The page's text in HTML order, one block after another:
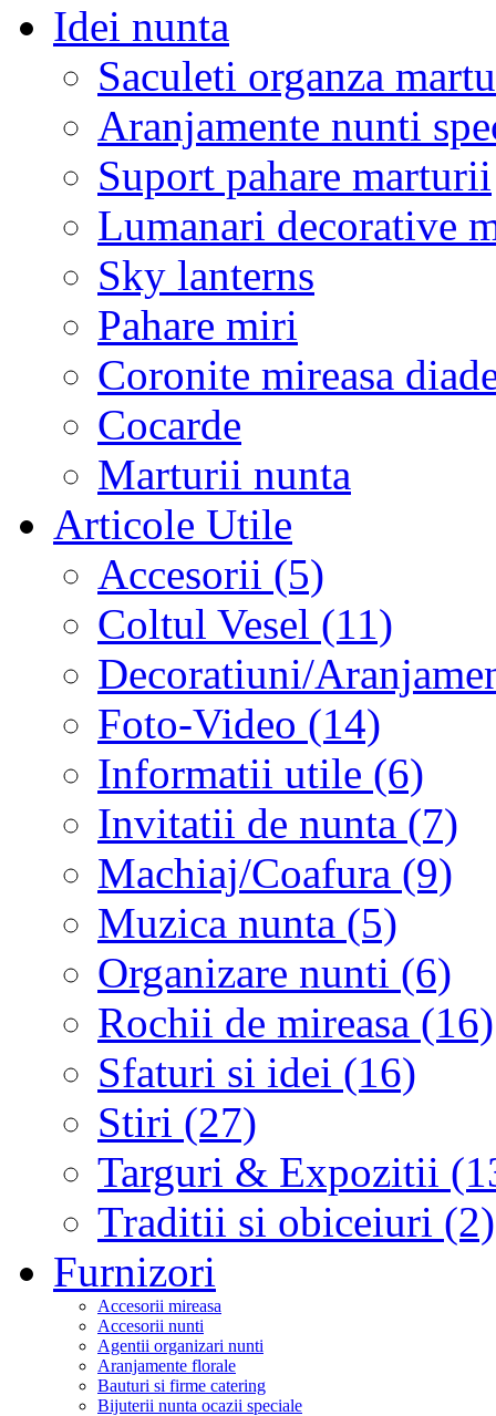
Idei nunta
Saculeti organza
Aranjamente nunti
Suport pahare marturii
Lumanari decorative
Sky lanterns
Pahare miri
Coronite mireasa
Cocarde
Marturii nunta
Articole Utile
Accesorii (5)
Coltul Vesel (11)
Decoratiuni/
Foto-Video (14)
Informatii utile (6)
Invitatii de nunta (7)
Machiaj/Coafura (9)
Muzica nunta (5)
Organizare nunti (6)
Rochii de mireasa (16)
Sfaturi si idei (16)
Stiri (27)
Targuri & Expozitii
Traditii si obiceiuri (2)
Furnizori
Accesorii mireasa
Accesorii nunti
Agentii organizari nunti
Aranjamente florale
Bauturi si firme catering
Bijuterii nunta ocazii speciale